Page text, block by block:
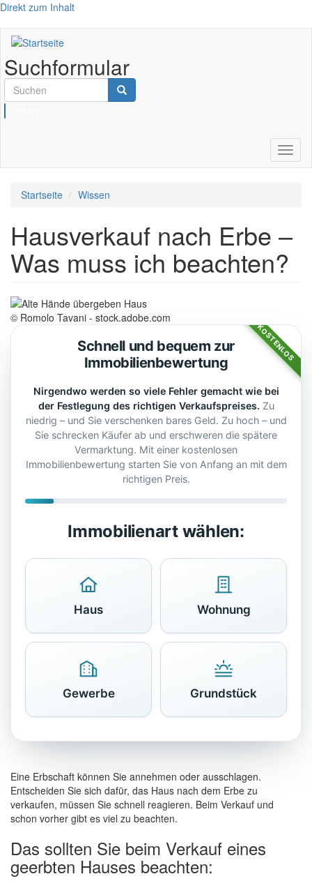
Direkt zum Inhalt
Suchformular
Suchen
Startseite Wissen
Hausverkauf nach Erbe –
Was muss ich beachten?
© Romolo Tavani - stock.adobe.com
KOSTENLOS
Schnell und bequem zur
Immobilienbewertung
Nirgendwo werden so viele Fehler gemacht wie bei
der Festlegung des richtigen Verkaufspreises. Zu
niedrig – und Sie verschenken bares Geld. Zu hoch – und
Sie schrecken Käufer ab und erschweren die spätere
Vermarktung. Mit einer kostenlosen
Immobilienbewertung starten Sie von Anfang an mit dem
richtigen Preis.
Immobilienart wählen:
Haus Wohnung
Gewerbe Grundstück
Eine Erbschaft können Sie annehmen oder ausschlagen.
Entscheiden Sie sich dafür, das Haus nach dem Erbe zu
verkaufen, müssen Sie schnell reagieren. Beim Verkauf und
schon vorher gibt es viel zu beachten.
Das sollten Sie beim Verkauf eines
geerbten Hauses beachten: